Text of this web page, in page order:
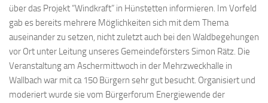
über das Projekt “Windkraft” in Hünstetten informieren. Im Vorfeld
gab es bereits mehrere Möglichkeiten sich mit dem Thema
auseinander zu setzen, nicht zuletzt auch bei den Waldbegehungen
vor Ort unter Leitung unseres Gemeindeförsters Simon Rätz. Die
Veranstaltung am Aschermittwoch in der Mehrzweckhalle in
Wallbach war mit ca 150 Bürgern sehr gut besucht. Organisiert und
moderiert wurde sie vom Bürgerforum Energiewende der